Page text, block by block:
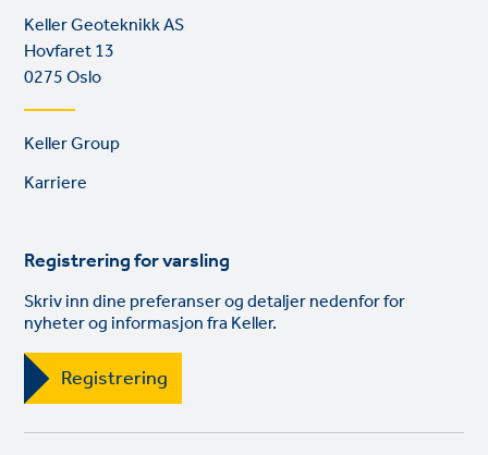
Keller Geoteknikk AS
Hovfaret 13
0275 Oslo
Footer
Keller Group
Karriere
Registrering for varsling
Skriv inn dine preferanser og detaljer nedenfor for
nyheter og informasjon fra Keller.
Registrering